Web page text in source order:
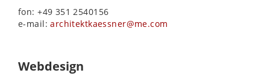
fon: +49 351 2540156
e-mail:architektkaessner@me.com
Webdesign